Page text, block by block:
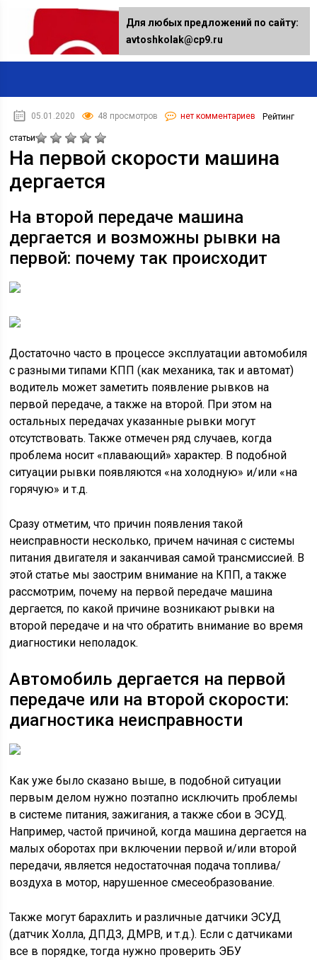
05.01.2020 48 просмотров нет комментариев Рейтинг
статьи
На первой скорости машина
дергается
На второй передаче машина
дергается и возможны рывки на
первой: почему так происходит
Достаточно часто в процессе эксплуатации автомобиля
с разными типами КПП (как механика, так и автомат)
водитель может заметить появление рывков на
первой передаче, а также на второй. При этом на
остальных передачах указанные рывки могут
отсутствовать. Также отмечен ряд случаев, когда
проблема носит «плавающий» характер. В подобной
ситуации рывки появляются «на холодную» и/или «на
горячую» и т.д.
Сразу отметим, что причин появления такой
неисправности несколько, причем начиная с системы
питания двигателя и заканчивая самой трансмиссией. В
этой статье мы заострим внимание на КПП, а также
рассмотрим, почему на первой передаче машина
дергается, по какой причине возникают рывки на
второй передаче и на что обратить внимание во время
диагностики неполадок.
Автомобиль дергается на первой
передаче или на второй скорости:
диагностика неисправности
Как уже было сказано выше, в подобной ситуации
первым делом нужно поэтапно исключить проблемы
в системе питания, зажигания, а также сбои в ЭСУД.
Например, частой причиной, когда машина дергается на
малых оборотах при включении первой и/или второй
передачи, является недостаточная подача топлива/
воздуха в мотор, нарушенное смесеобразование.
Также могут барахлить и различные датчики ЭСУД
(датчик Холла, ДПДЗ, ДМРВ, и т.д.). Если с датчиками
все в порядке, тогда нужно проверить ЭБУ
Для любых предложений по сайту:
avtoshkolak@cp9.ru